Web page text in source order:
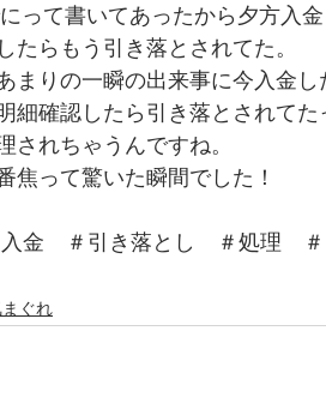
って書いてあったから夕方入
たらもう引き落とされてた。
まりの一瞬の出来事に今入金
細確認したら引き落とされて
されちゃうんですね。
焦って驚いた瞬間でした！
入金　＃引き落とし　＃処理　
ぐれ